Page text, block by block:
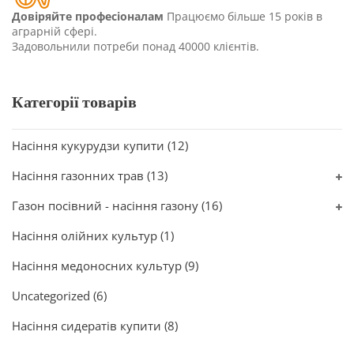
Довіряйте професіоналам Працюємо більше 15 років в
аграрній сфері.
Задовольнили потреби понад 40000 клієнтів.
Категорії товарів
Насіння кукурудзи купити (12)
Насіння газонних трав (13)
Газон посівний - насіння газону (16)
Насіння олійних культур (1)
Насіння медоносних культур (9)
Uncategorized (6)
Насіння сидератів купити (8)